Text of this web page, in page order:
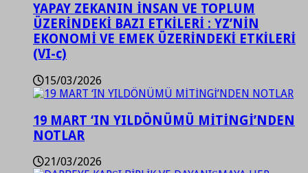
YAPAY ZEKANIN İNSAN VE TOPLUM
ÜZERİNDEKİ BAZI ETKİLERİ : YZ’NİN
EKONOMİ VE EMEK ÜZERİNDEKİ ETKİLERİ
(VI-c)
15/03/2026
19 MART ‘IN YILDÖNÜMÜ MİTİNGİ’NDEN
NOTLAR
21/03/2026